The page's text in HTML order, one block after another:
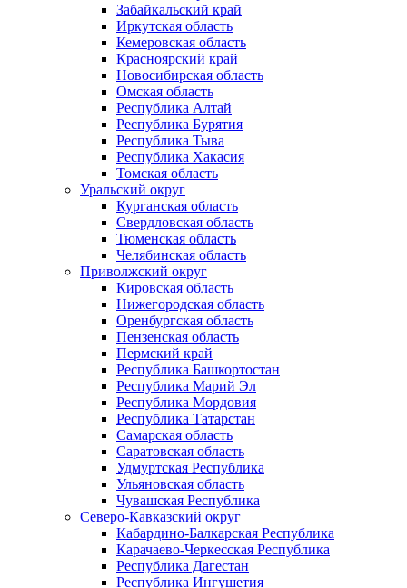
Забайкальский край
Иркутская область
Кемеровская область
Красноярский край
Новосибирская область
Омская область
Республика Алтай
Республика Бурятия
Республика Тыва
Республика Хакасия
Томская область
Уральский округ
Курганская область
Свердловская область
Тюменская область
Челябинская область
Приволжский округ
Кировская область
Нижегородская область
Оренбургская область
Пензенская область
Пермский край
Республика Башкортостан
Республика Марий Эл
Республика Мордовия
Республика Татарстан
Самарская область
Саратовская область
Удмуртская Республика
Ульяновская область
Чувашская Республика
Северо-Кавказский округ
Кабардино-Балкарская Республика
Карачаево-Черкесская Республика
Республика Дагестан
Республика Ингушетия